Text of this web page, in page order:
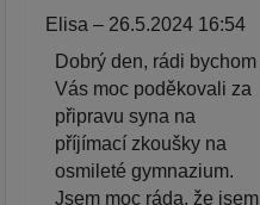
Elisa – 26.5.2024 16:54
Dobrý den, rádi bychom
Vás moc poděkovali za
připravu syna na
příjímací zkoušky na
osmileté gymnazium.
Jsem moc ráda, že jsem